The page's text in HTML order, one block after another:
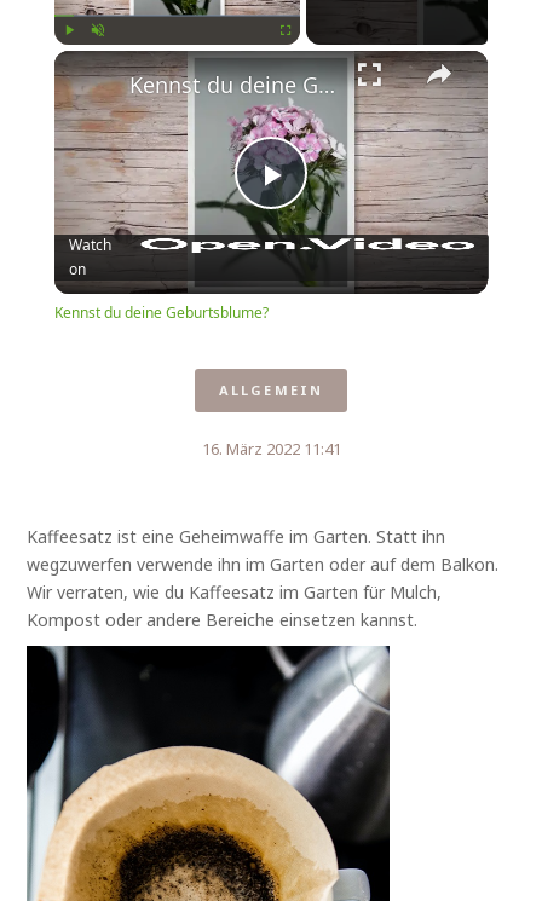
Fullscreen
Play
Video
Kennst du deine Geburtsblume?
Watch
on
Kennst du deine Geburtsblume?
ALLGEMEIN
16. März 2022 11:41
Kaffeesatz ist eine Geheimwaffe im Garten. Statt ihn
wegzuwerfen verwende ihn im Garten oder auf dem Balkon.
Wir verraten, wie du Kaffeesatz im Garten für Mulch,
Kompost oder andere Bereiche einsetzen kannst.